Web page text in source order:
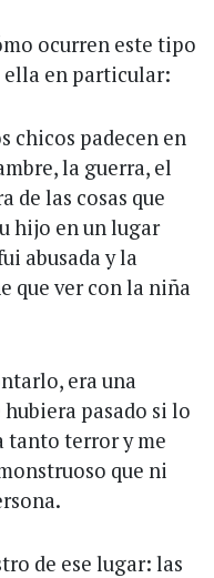
ocurren este tipo
ella en particular:
chicos padecen en
la guerra, el
de las cosas que
hijo en un lugar
abusada y la
que ver con la niña
era una
pasado si lo
tanto terror y me
que ni
de ese lugar: las